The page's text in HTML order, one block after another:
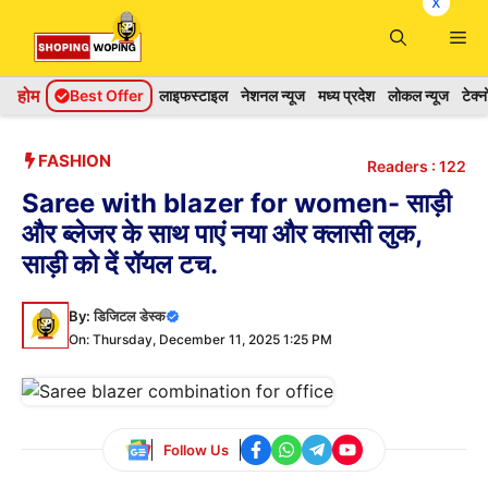
content
होम Best Offer लाइफस्टाइल नेशनल न्यूज मध्य प्रदेश लोकल न्यूज
FASHION Readers : 122
Saree with blazer for women- साड़ी
और ब्लेजर के साथ पाएं नया और क्लासी लुक,
साड़ी को दें रॉयल टच.
By:डिजिटल डेस्क
On: Thursday, December 11, 2025 1:25 PM
Follow Us